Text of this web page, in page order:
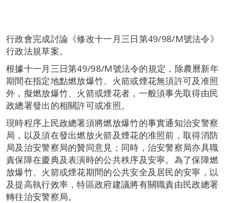
行政會完成討論《修改十一月三日第49/98/M號法令》
行政法規草案。
根據十一月三日第49/98/M號法令的規定，除農曆新年
期間在指定地點燃放爆竹、火箭或煙花無須許可及准照
外，擬燃放爆竹、火箭或煙花者，一般須事先取得由民
政總署發出的相關許可或准照。
現時程序上民政總署須將燃放爆竹的事實通知治安警察
局，以及須在發出燃放火箭及煙花的准照前，取得消防
局及治安警察局的贊同意見；同時，治安警察局亦具職
責保障在慶典及表演時的公共秩序及安寧。為了保障燃
放爆竹、火箭或煙花期間的公共安全及居民的安寧，以
及提高執行效率，特區政府建議將有關職責由民政總署
轉往治安警察局。